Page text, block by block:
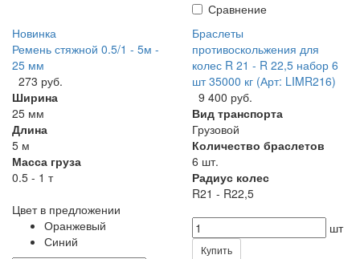
Сравнение
Новинка
Ремень стяжной 0.5/1 - 5м -
25 мм
273 руб.
Ширина
25 мм
Длина
5 м
Масса груза
0.5 - 1 т
Цвет в предложении
Оранжевый
Синий
Браслеты
противоскольжения для
колес R 21 - R 22,5 набор 6
шт 35000 кг (Арт: LIMR216)
9 400 руб.
Вид транспорта
Грузовой
Количество браслетов
6 шт.
Радиус колес
R21 - R22,5
шт
Купить